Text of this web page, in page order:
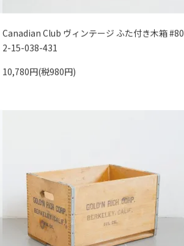
Canadian Club ヴィンテージ ふた付き木箱 #80
2-15-038-431
10,780円(税980円)